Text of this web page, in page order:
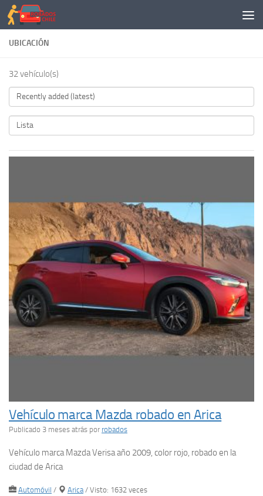
Saltar al contenido
UBICACIÓN
32 vehículo(s)
Vehículo marca Mazda robado en Arica
Publicado 3 meses atrás por robados
Vehículo marca Mazda Verisa año 2009, color rojo, robado en la
ciudad de Arica
Automóvil / Arica/ Visto: 1632 veces